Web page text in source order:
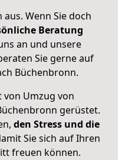
Wenn Sie doch
Beratung
an und unsere
Sie gerne auf
Büchenbronn.
Umzug von
gerüstet.
den Stress und die
Sie sich auf Ihren
freuen können.